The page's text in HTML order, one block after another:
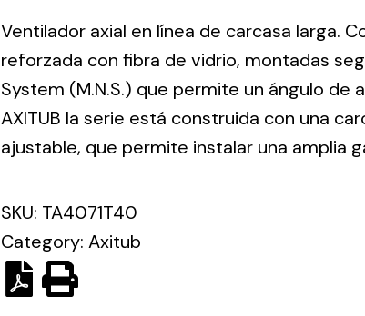
Ventilation
The
incorporation of
meant a greater
offer of
ventilation
products for
Solar lighting
Variety of solar
Ventilador axial en línea de carcasa larga.
reforzada con fibra de vidrio, montadas
System (M.N.S.) que permite un ángulo
AXITUB la serie está construida con una
ajustable, que permite instalar una amplia
SKU: TA4071T40
Category: Axitub